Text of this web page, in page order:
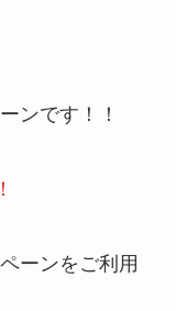
ンです！！
ーンをご利用